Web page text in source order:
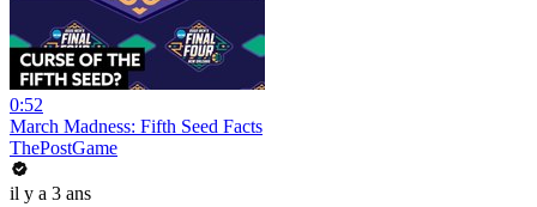
0:52
March Madness: Fifth Seed Facts
ThePostGame
il y a 3 ans